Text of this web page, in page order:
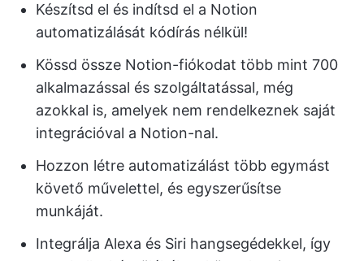
Készítsd el és indítsd el a Notion
automatizálását kódírás nélkül!
Kössd össze Notion-fiókodat több mint 700
alkalmazással és szolgáltatással, még
azokkal is, amelyek nem rendelkeznek saját
integrációval a Notion-nal.
Hozzon létre automatizálást több egymást
követő művelettel, és egyszerűsítse
munkáját.
Integrálja Alexa és Siri hangsegédekkel, így